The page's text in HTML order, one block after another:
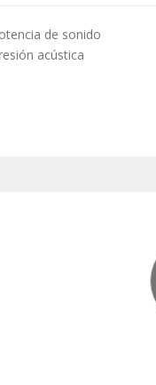
de sonido
acústica